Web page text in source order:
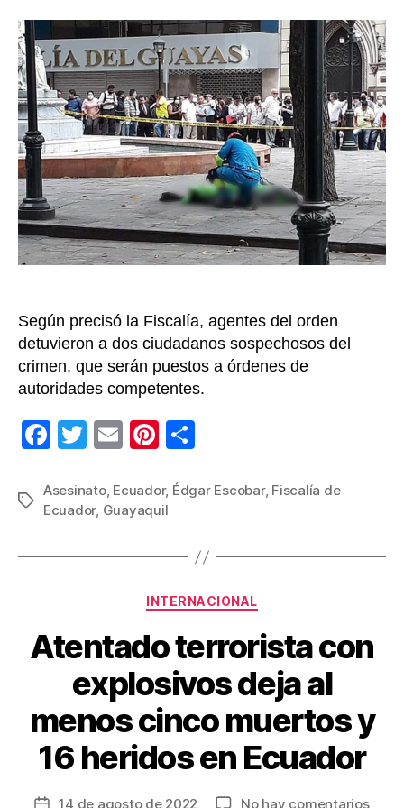
entrada
el
en
Según precisó la Fiscalía, agentes del orden
detuvieron a dos ciudadanos sospechosos del
crimen, que serán puestos a órdenes de
autoridades competentes.
F
c
e
b
k
T
tt
er
E
ail
Pi
er
e
st
m
ar
Etiquetas
Asesinato, Ecuador, Édgar Escobar, Fiscalía de
Ecuador, Guayaquil
Categorías
INTERNACIONAL
Atentado terrorista con
explosivos deja al
menos cinco muertos y
16 heridos en Ecuador
14 de agosto de 2022 No hay comentariosen